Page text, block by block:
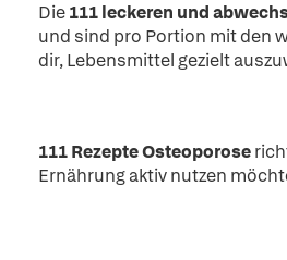
Die111 leckeren und
und sind pro Portion mit den
dir, Lebensmittel gezielt
111 Rezepte Osteoporose
Ernährung aktiv nutzen